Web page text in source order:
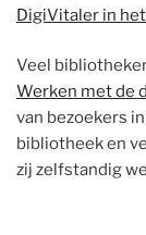
DigiVitaler in het
Veel
Werken met de
van bezoekers
bibliotheek en
zij zelfstandig